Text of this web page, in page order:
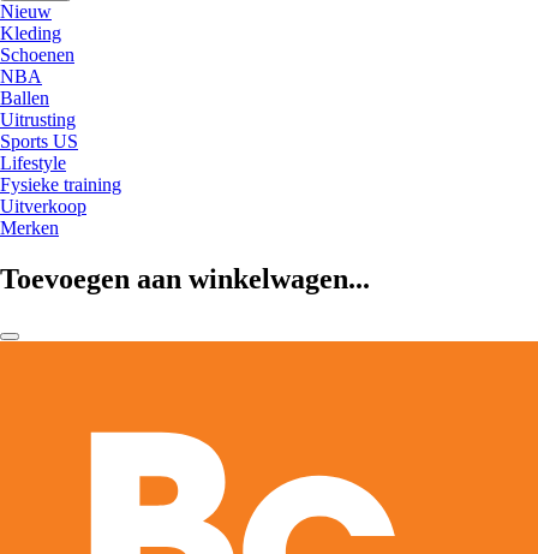
Nieuw
Kleding
Schoenen
NBA
Ballen
Uitrusting
Sports US
Lifestyle
Fysieke training
Uitverkoop
Merken
Toevoegen aan winkelwagen...